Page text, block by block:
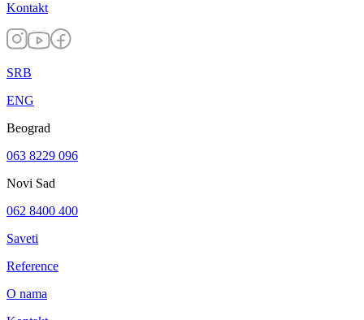
Kontakt
SRB
ENG
Beograd
063 8229 096
Novi Sad
062 8400 400
Saveti
Reference
O nama